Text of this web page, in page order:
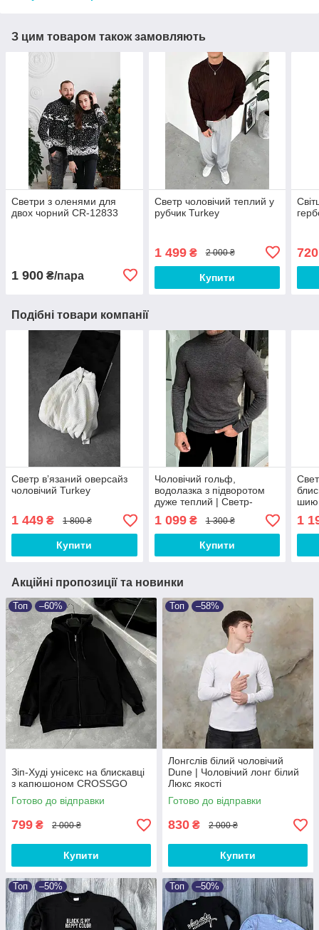
З цим товаром також замовляють
Светри з оленями для
двох чорний CR-12833
1 900 ₴/пара
Светр чоловічий теплий у
рубчик Turkey
1 499₴ 2 000 ₴
Купити
720
Подібні товари компанії
Светр вʼязаний оверсайз
чоловічий Turkey
1 449 ₴ 1 800 ₴
Купити
Чоловічий гольф,
водолазка з підворотом
дуже теплий | Светр-
гольф чоловічий
приталений
1 099₴ 1 300 ₴
Купити
шию
1
Акційні пропозиції та новинки
Топ –60%
Зіп-Худі унісекс на блискавці
з капюшоном CROSSGO
Готово до відправки
799 ₴ 2 000 ₴
Купити
Топ –58%
Лонгслів білий чоловічий
Dune | Чоловічий лонг білий
Люкс якості
Готово до відправки
830 ₴ 2 000 ₴
Купити
Топ –50% Топ –50%